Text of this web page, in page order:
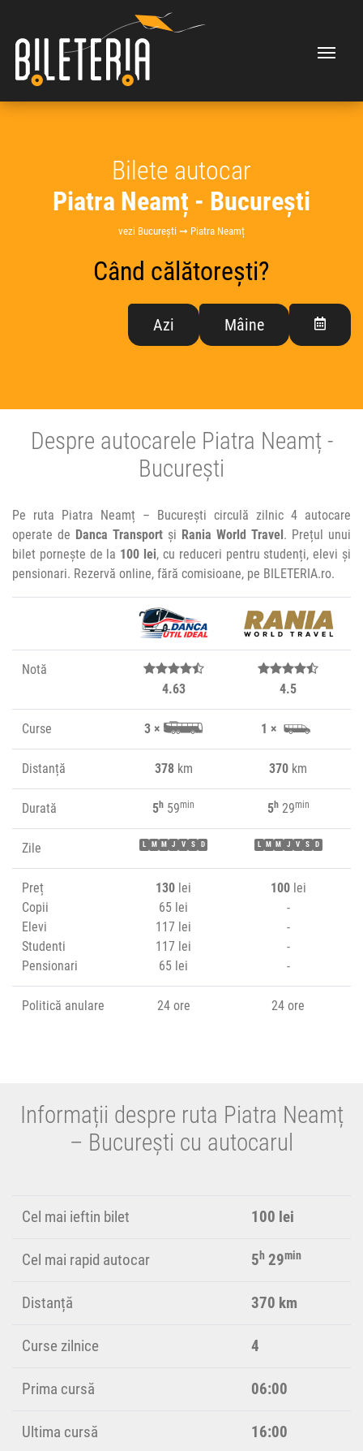
Bilete autocar
Piatra Neamț - București
vezi București ➞ Piatra Neamț
Când călătorești?
Azi Mâine
Despre autocarele Piatra Neamț -
București
Pe ruta Piatra Neamț – București circulă zilnic 4 autocare
operate de Danca Transport și Rania World Travel . Prețul unui
bilet pornește de la 100 lei, cu reduceri pentru studenți, elevi și
pensionari. Rezervă online, fără comisioane, pe BILETERIA.ro.
Notă
4.63
4.5
Curse 3 × 1 ×
Distanță 378km 370 km
Durată 5h 59min 5h29min
Zile L M M J V S D L M M J V S D
Preț
Copii
Elevi
Studenti
Pensionari
130 lei
65 lei
117 lei
117 lei
65 lei
100lei
-
-
-
-
Politică anulare 24 ore 24 ore
Informații despre ruta Piatra Neamț
– București cu autocarul
Cel mai ieftin bilet 100 lei
Cel mai rapid autocar 5h 29min
Distanță 370 km
Curse zilnice 4
Prima cursă 06:00
Ultima cursă 16:00